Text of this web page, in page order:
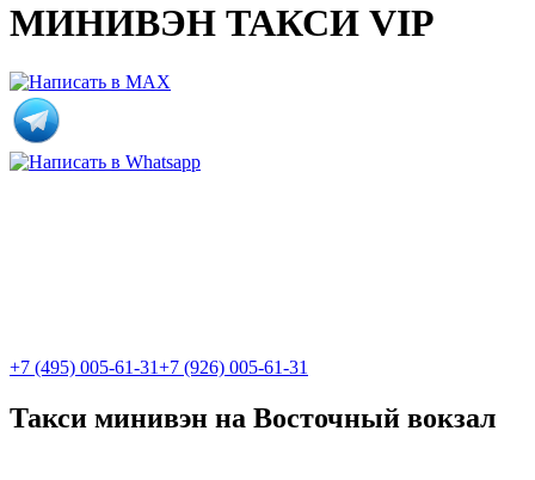
МИНИВЭН ТАКСИ VIP
+7 (495) 005-61-31+7 (926) 005-61-31
Такси минивэн на Восточный вокзал